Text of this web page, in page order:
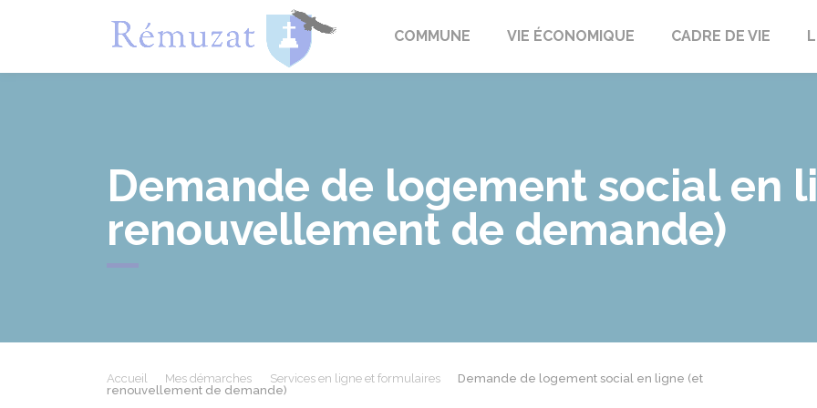
RémuzatCOMMUNE VIE ÉCONOMIQUE CADRE DE VIE
Demande de logement social en
renouvellement de demande)
Accueil Mes démarches Services en ligne et formulaires
Demande de logement social en ligne (et
renouvellement de demande)